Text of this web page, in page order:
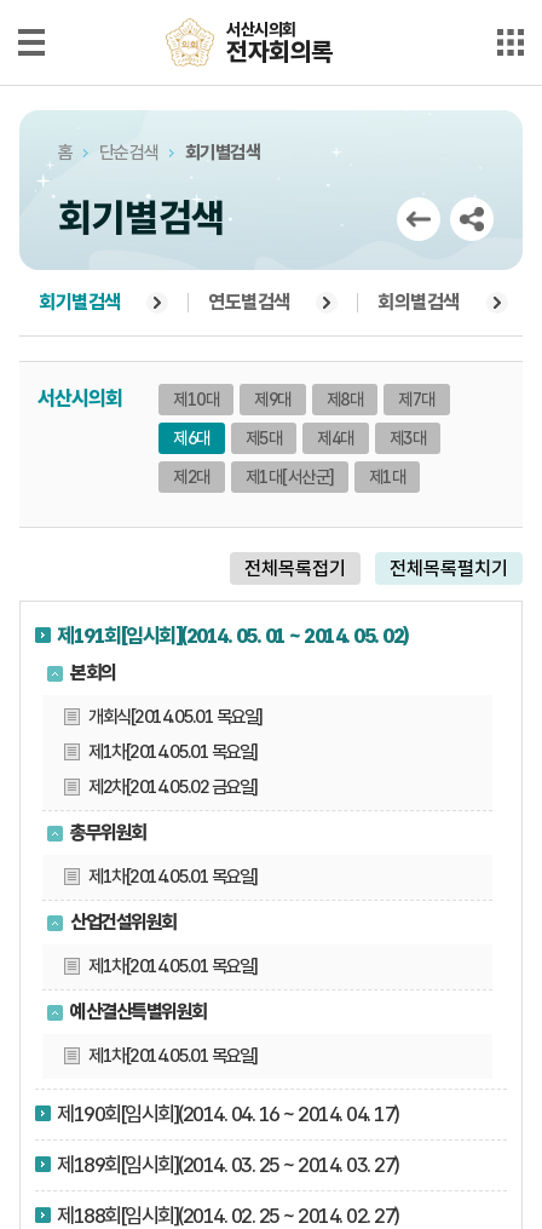
서산시의회
전자회의록
최근회의록
단순검색
상세검색
부록검색
5분자유발언
서산시의회
전자회의록
홈 단순검색 회기별검색
회기별검색
회기별검색 연도별검색 회의별검색
서산시의회 제10대 제9대 제8대
제7대
제6대
제5대 제4대
제3대
제2대
제1대[서산군] 제1대
제191회[임시회](2014. 05. 01 ~ 2014. 05. 02)
전체목록접기 전체목록펼치기
본회의
개회식[2014.05.01 목요일]
제1차[2014.05.01 목요일]
제2차[2014.05.02 금요일]
총무위원회
제1차[2014.05.01 목요일]
산업건설위원회
제1차[2014.05.01 목요일]
예산결산특별위원회
제1차[2014.05.01 목요일]
제190회[임시회](2014. 04. 16 ~ 2014. 04. 17)
제189회[임시회](2014. 03. 25 ~ 2014. 03. 27)
제188회[임시회](2014. 02. 25 ~ 2014. 02. 27)